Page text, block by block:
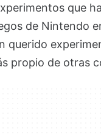
que
de Nintendo
querido
propio de otras